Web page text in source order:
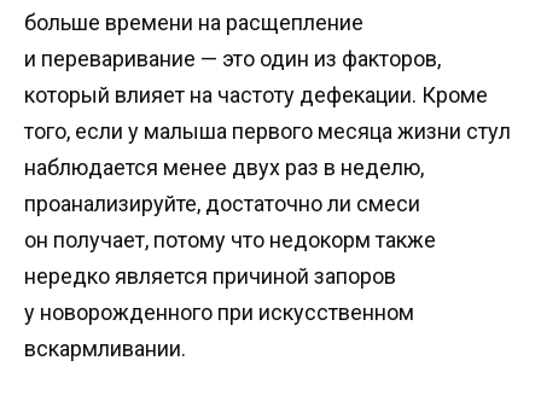
больше времени на расщепление
и переваривание — это один из факторов,
который влияет на частоту дефекации. Кроме
того, если у малыша первого месяца жизни стул
наблюдается менее двух раз в неделю,
проанализируйте, достаточно ли смеси
он получает, потому что недокорм также
нередко является причиной запоров
у новорожденного при искусственном
вскармливании.